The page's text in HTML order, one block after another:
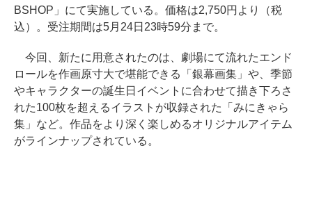
BSHOP」にて実施している。価格は2,750円より（税
込）。受注期間は5月24日23時59分まで。
今回、新たに用意されたのは、劇場にて流れたエンド
ロールを作画原寸大で堪能できる「銀幕画集」や、季節
やキャラクターの誕生日イベントに合わせて描き下ろさ
れた100枚を超えるイラストが収録された「みにきゃら
集」など。作品をより深く楽しめるオリジナルアイテム
がラインナップされている。